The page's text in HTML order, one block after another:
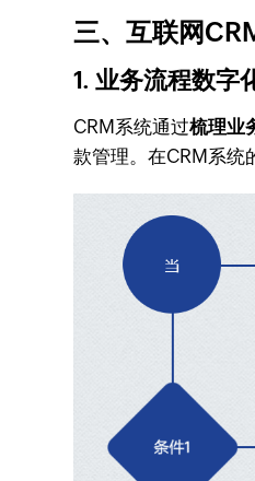
三、互联网
1. 业务流程数字
CRM系统通过梳理业
款管理。在CRM系统